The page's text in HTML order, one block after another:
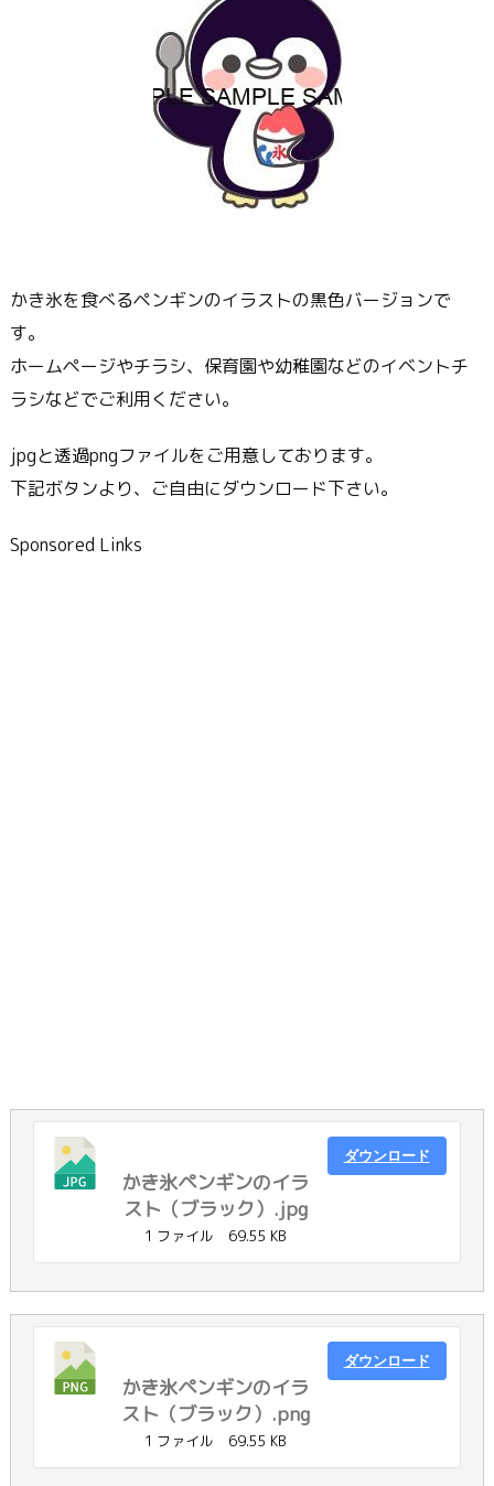
かき氷を食べるペンギンのイラストの黒色バージョンで
す。
ホームページやチラシ、保育園や幼稚園などのイベントチ
ラシなどでご利用ください。
jpgと透過pngファイルをご用意しております。
下記ボタンより、ご自由にダウンロード下さい。
Sponsored Links
かき氷ペンギンのイラ
スト（ブラック）.jpg
1 ファイル 69.55 KB
ダウンロード
かき氷ペンギンのイラ
スト（ブラック）.png
1 ファイル 69.55 KB
ダウンロード